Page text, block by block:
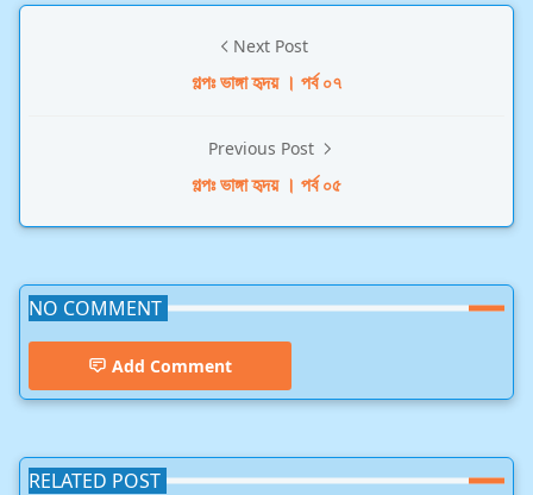
Next Post
গল্পঃ ভাঙ্গা হৃদয় । পর্ব ০৭
Previous Post
গল্পঃ ভাঙ্গা হৃদয় । পর্ব ০৫
NO COMMENT
Add Comment
RELATED POST